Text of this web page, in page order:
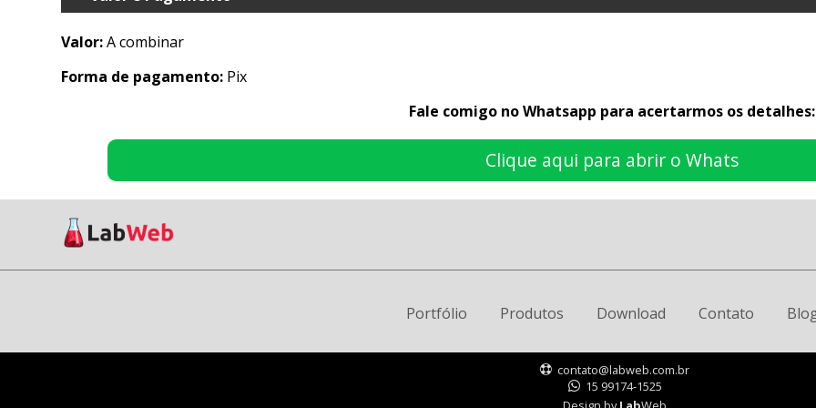
Valor:A combinar
Forma de pagamento: Pix
Fale comigo no Whatsapp para acertarmos os detalhes:
Clique aqui para abrir o Whats
Portfólio Produtos Download Contato
contato@labweb.com.br
15 99174-1525